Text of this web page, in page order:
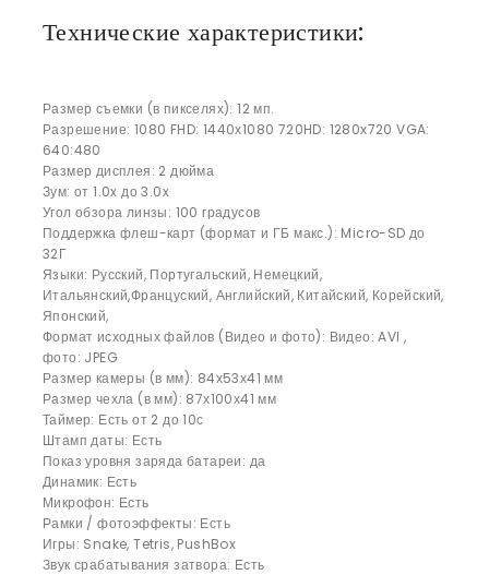
Технические характеристики:
Размер съемки (в пикселях): 12 мп.
Разрешение: 1080 FHD: 1440х1080 720HD: 1280х720 VGA:
640:480
Размер дисплея: 2 дюйма
Зум: от 1.0x до 3.0x
Угол обзора линзы: 100 градусов
Поддержка флеш-карт (формат и ГБ макс.): Micro-SD до
32Г
Языки: Русский, Португальский, Немецкий,
Итальянский,Француский, Английский, Китайский, Корейский,
Японский,
Формат исходных файлов (Видео и фото): Видео: AVI ,
фото: JPEG
Размер камеры (в мм): 84х53х41 мм
Размер чехла (в мм): 87х100х41 мм
Таймер: Есть от 2 до 10с
Штамп даты: Есть
Показ уровня заряда батареи: да
Динамик: Есть
Микрофон: Есть
Рамки / фотоэффекты: Есть
Игры: Snake, Tetris, PushBox
Звук срабатывания затвора: Есть